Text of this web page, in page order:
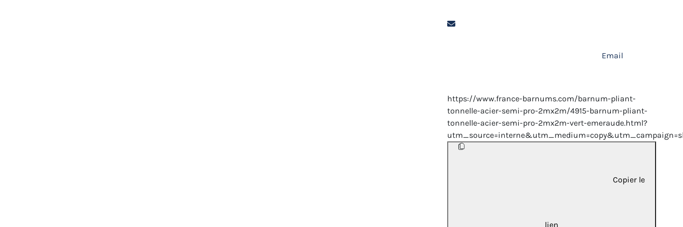
Email
https://www.france-barnums.com/barnum-pliant-
tonnelle-acier-semi-pro-2mx2m/4915-barnum-pliant-
tonnelle-acier-semi-pro-2mx2m-vert-emeraude.html?
Copier le
lien